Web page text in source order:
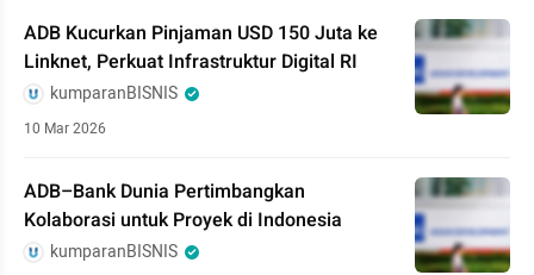
ADB Kucurkan Pinjaman USD 150 Juta ke
Linknet, Perkuat Infrastruktur Digital RI
kumparanBISNIS
10 Mar 2026
ADB–Bank Dunia Pertimbangkan
Kolaborasi untuk Proyek di Indonesia
kumparanBISNIS